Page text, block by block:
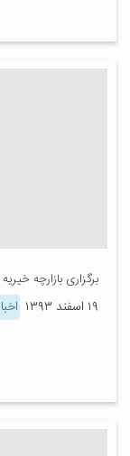
برگزاری بازارچه خیریه
۱۹ اسفند ۱۳۹۳